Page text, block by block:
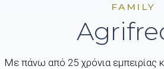
FAMILY
Με πάνω από 25 χρόνια εμπειρίας